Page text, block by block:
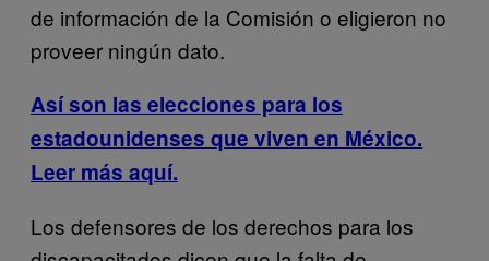
de información de la Comisión o eligieron no
proveer ningún dato.
Así son las elecciones para los
estadounidenses que viven en México.
Leer más aquí.
Los defensores de los derechos para los